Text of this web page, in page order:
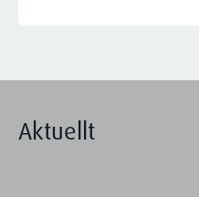
Aktuellt